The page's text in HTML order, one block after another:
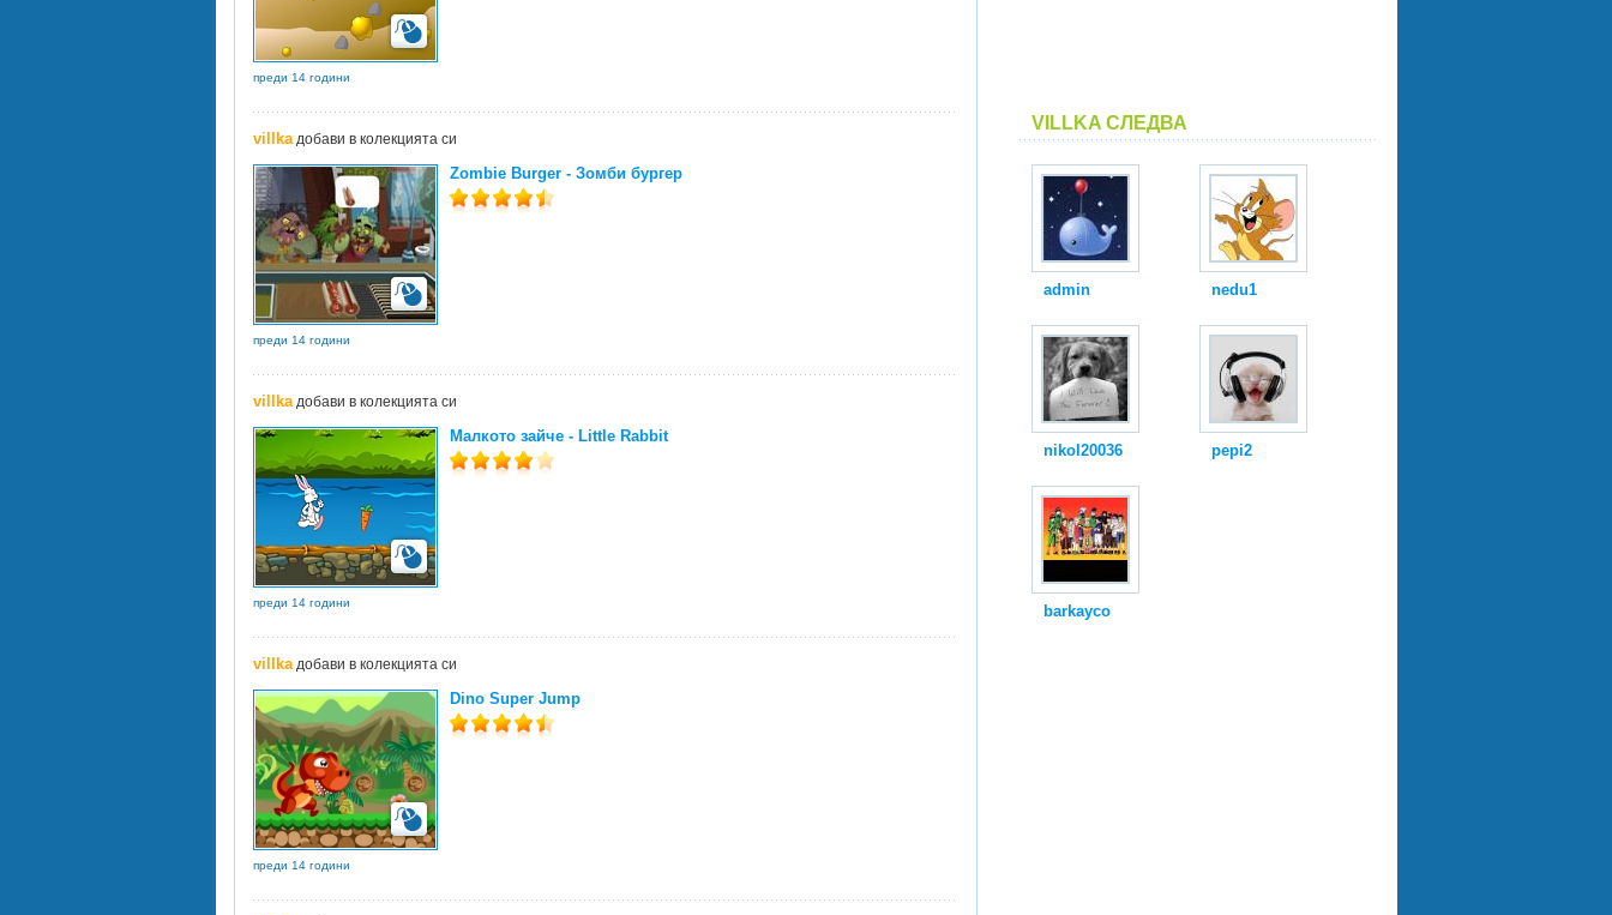
преди 14 години
villkaдобави в колекцията си
Zombie Burger - Зомби бургер
преди 14 години
villkaдобави в колекцията си
Малкото зайче - Little Rabbit
преди 14 години
villkaдобави в колекцията си
Dino Super Jump
преди 14 години
VILLKA СЛЕДВА
admin nedu1
nikol20036 pepi2
barkayco